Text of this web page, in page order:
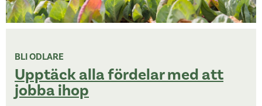
BLI ODLARE
Upptäck alla fördelar med att
jobba ihop